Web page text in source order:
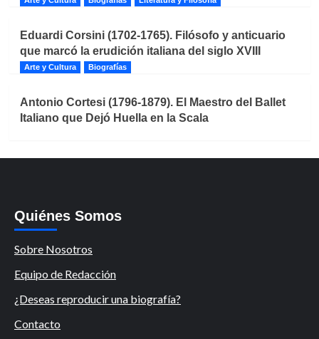
Eduardi Corsini (1702-1765). Filósofo y anticuario
que marcó la erudición italiana del siglo XVIII
Arte y Cultura Biografías
Antonio Cortesi (1796-1879). El Maestro del Ballet
Italiano que Dejó Huella en la Scala
Quiénes Somos
Sobre Nosotros
Equipo de Redacción
¿Deseas reproducir una biografía?
Contacto